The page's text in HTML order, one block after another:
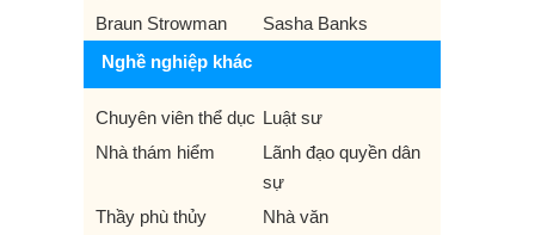
Braun Strowman
Sasha Banks
Nghề nghiệp khác
Chuyên viên thể dục Luật sư
Nhà thám hiểm
Lãnh đạo quyền dân
sự
Thầy phù thủy
Nhà văn